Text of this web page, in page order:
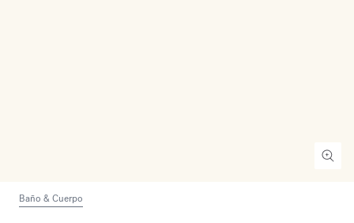
Baño & Cuerpo